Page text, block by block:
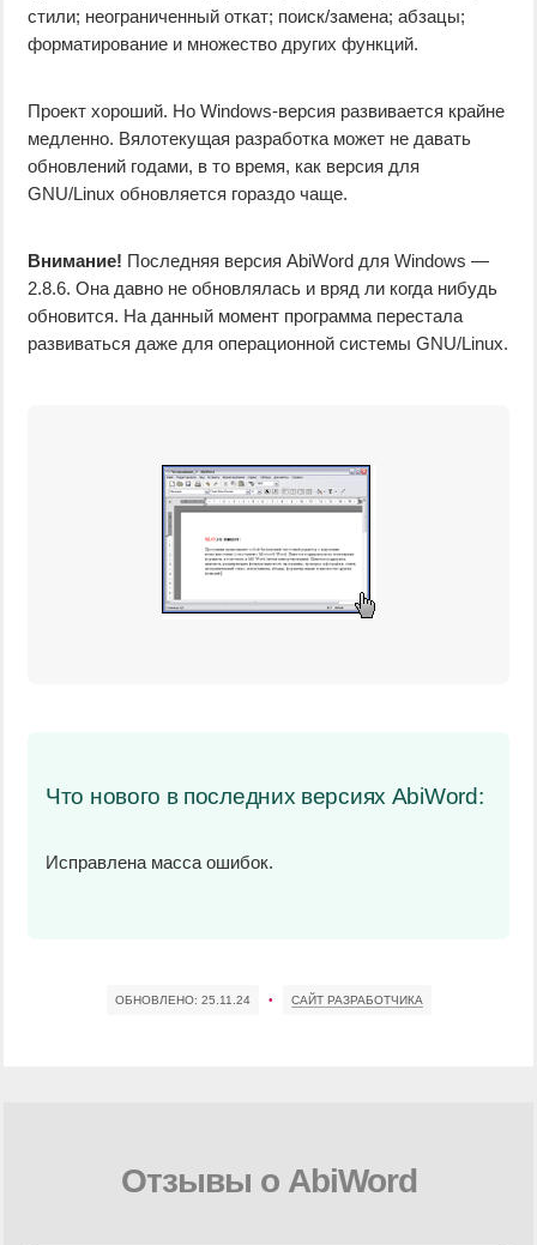
стили; неограниченный откат; поиск/замена; абзацы;
форматирование и множество других функций.
Проект хороший. Но Windows-версия развивается крайне
медленно. Вялотекущая разработка может не давать
обновлений годами, в то время, как версия для
GNU/Linux обновляется гораздо чаще.
Внимание! Последняя версия AbiWord для Windows —
2.8.6. Она давно не обновлялась и вряд ли когда нибудь
обновится. На данный момент программа перестала
развиваться даже для операционной системы GNU/Linux.
Что нового в последних версиях AbiWord:
Исправлена масса ошибок.
ОБНОВЛЕНО: 25.11.24 • САЙТ РАЗРАБОТЧИКА
Отзывы о AbiWord